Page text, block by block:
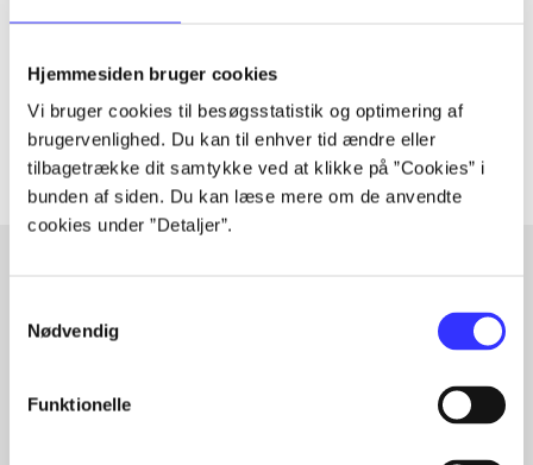
Hjemmesiden bruger cookies
Vi bruger cookies til besøgsstatistik og optimering af
brugervenlighed. Du kan til enhver tid ændre eller
tilbagetrække dit samtykke ved at klikke på ”Cookies” i
bunden af siden. Du kan læse mere om de anvendte
cookies under ”Detaljer”.
Nødvendig
Funktionelle
Tidsskrift
Artiklerne i handler ofte om
Artikler med samme emner